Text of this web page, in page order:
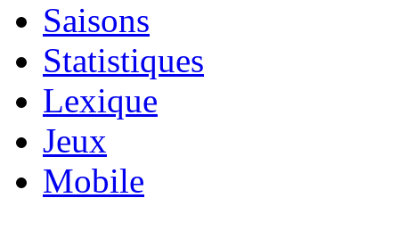
Saisons
Statistiques
Lexique
Jeux
Mobile